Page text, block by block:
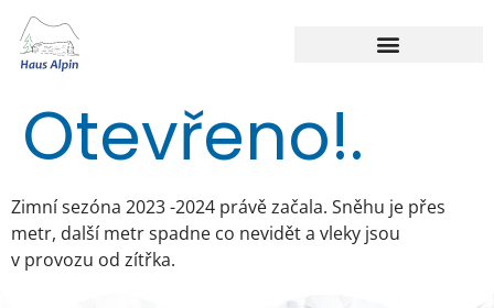
Otevřeno!.
Zimní sezóna 2023 -2024 právě začala. Sněhu je přes
metr, další metr spadne co nevidět a vleky jsou
v provozu od zítřka.